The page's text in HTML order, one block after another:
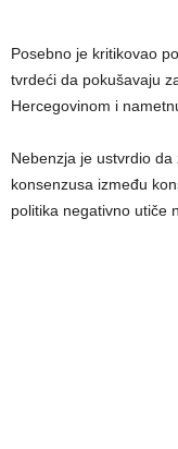
Posebno je kritikovao
tvrdeći da pokušavaju
Hercegovinom i
Nebenzja je ustvrdio
konsenzusa između
politika negativno utiče